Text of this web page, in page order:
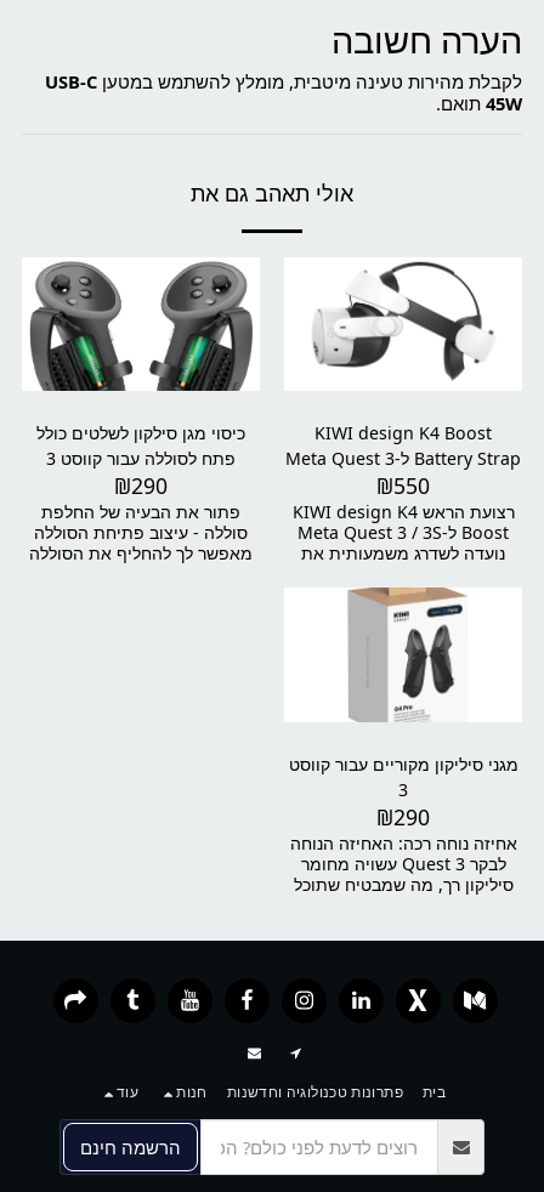
הערה חשובה
לקבלת מהירות טעינה מיטבית, מומלץ להשתמש במטען USB-C
45W תואם.
אולי תאהב גם את
KIWI design K4 Boost
Battery Strap ל-Meta Quest 3
/ 3S
₪550
רצועת הראש KIWI design K4
Boost ל-Meta Quest 3 / 3S
נועדה לשדרג משמעותית את
המציאות המדומה שלכם. עם
סוללה מובנית להארכת זמן
המשחק, עיצוב ארגונומי מאוזן,
ריפוד נוח במיוחד ומנגנון התאמה
מהיר – מדובר בפתרון אידיאלי
למי שרוצה יותר נוחות, יותר
יציבות ויותר זמן משחק בלי
כיסוי מגן סילקון לשלטים כולל
פתח לסוללה עבור קווסט 3
₪290
פתור את הבעיה של החלפת
סוללה - עיצוב פתיחת הסוללה
מאפשר לך להחליף את הסוללה
מגני סיליקון מקוריים עבור קווסט
3
₪290
אחיזה נוחה רכה: האחיזה הנוחה
לבקר Quest 3 עשויה מחומר
סיליקון רך, מה שמבטיח שתוכל
אי נוחות.
בית פתרונות טכנולוגיה וחדשנות חנות עוד
הרשמה חינם